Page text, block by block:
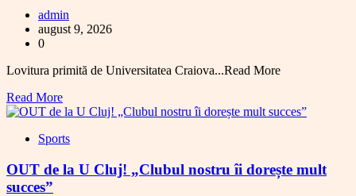
admin
august 9, 2026
0
Lovitura primită de Universitatea Craiova...Read More
Read More
Sports
OUT de la U Cluj! „Clubul nostru îi dorește mult
succes”